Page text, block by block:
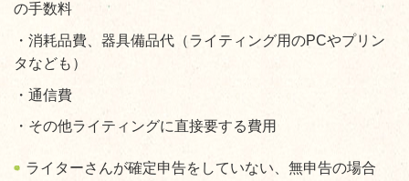
の手数料
・消耗品費、器具備品代（ライティング用のPCやプリン
タなども）
・通信費
・その他ライティングに直接要する費用
ライターさんが確定申告をしていない、無申告の場合